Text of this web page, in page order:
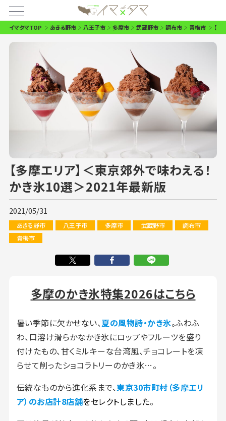
イマタマTOP あきる野市 八王子市 多摩市 武蔵野市 調布市 青梅市 【
【多摩エリア】＜東京郊外で味わえる！
かき氷10選＞2021年最新版
2021/05/31
あきる野市 八王子市 多摩市 武蔵野市
調布市
青梅市
多摩のかき氷特集2026はこちら
暑い季節に欠かせない、夏の風物詩・かき氷。ふわふ
わ、口溶け滑らかなかき氷にロップやフルーツを盛り
付けたもの、甘くミルキーな台湾風、チョコレートを凍
らせて削ったショコラトリーのかき氷…。
伝統なものから進化系まで、東京30市町村（多摩エリ
ア）のお店計8店舗をセレクトしました。